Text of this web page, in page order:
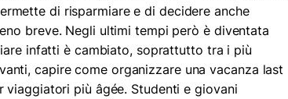
di risparmiare e di decidere anche
breve. Negli ultimi tempi però è diventata
infatti è cambiato, soprattutto tra i più
capire come organizzare una vacanza last
più âgée. Studenti e giovani